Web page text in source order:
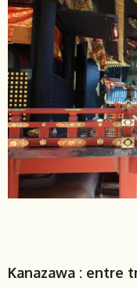
Kanazawa : entre